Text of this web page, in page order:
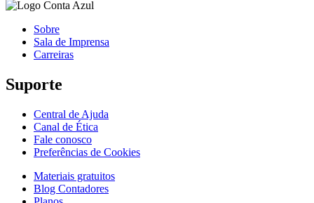
Sobre
Sala de Imprensa
Carreiras
Suporte
Central de Ajuda
Canal de Ética
Fale conosco
Preferências de Cookies
Materiais gratuitos
Blog Contadores